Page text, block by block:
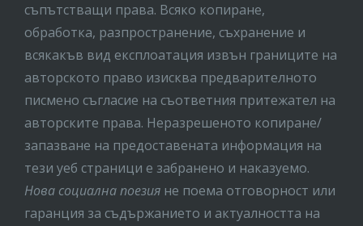
съпътстващи права. Всяко копиране,
обработка, разпространение, съхранение и
всякакъв вид експлоатация извън границите на
авторското право изисква предварителното
писмено съгласие на съответния притежател на
авторските права. Неразрешеното копиране/
запазване на предоставената информация на
тези уеб страници е забранено и наказуемо.
Нова социална поезия не поема отговорност или
гаранция за съдържанието и актуалността на